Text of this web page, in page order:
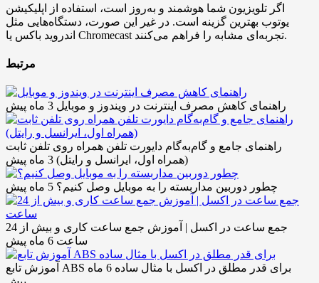
اگر تلویزیون شما هوشمند و به‌روز است، استفاده از اپلیکیشن
یوتوب بهترین گزینه است. در غیر این صورت، دستگاه‌هایی مثل
اندروید باکس یا Chromecast تجربه‌ای مشابه را فراهم می‌کنند.
مرتبط
راهنمای کاهش مصرف اینترنت در ویندوز و موبایل 3 ماه پیش
راهنمای جامع و گام‌به‌گام دایورت تلفن همراه روی تلفن ثابت
(همراه اول، ایرانسل و رایتل) 3 ماه پیش
چطور دوربین مداربسته را به موبایل وصل کنیم؟ 5 ماه پیش
جمع ساعت در اکسل | آموزش جمع ساعت کاری و بیش از 24
ساعت 6 ماه پیش
آموزش تابع ABS برای قدر مطلق در اکسل با مثال ساده
6 ماه